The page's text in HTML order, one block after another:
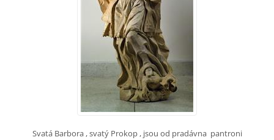
Svatá Barbora , svatý Prokop , jsou od pradávna pantroni